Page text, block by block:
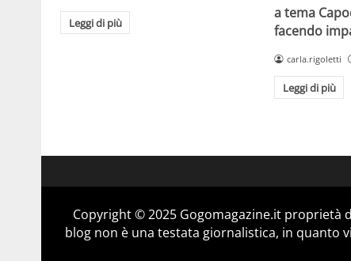
Leggi di più
a tema
facendo
carla.rigoletti
Leggi di più
Copyright © 2025 Gogomagazine.it proprietà
blog non è una testata giornalistica, in quanto